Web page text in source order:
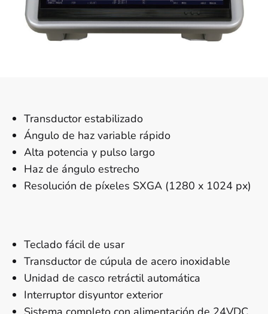
Transductor estabilizado
Ángulo de haz variable rápido
Alta potencia y pulso largo
Haz de ángulo estrecho
Resolución de píxeles SXGA (1280 x 1024 px)
Teclado fácil de usar
Transductor de cúpula de acero inoxidable
Unidad de casco retráctil automática
Interruptor disyuntor exterior